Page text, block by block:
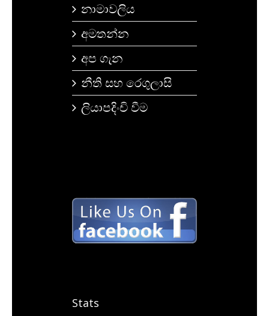
නාමාවලිය
අමතන්න
අප ගැන
නීති සහ රෙගුලාසි
ලියාපදිංචි වීම
Stats